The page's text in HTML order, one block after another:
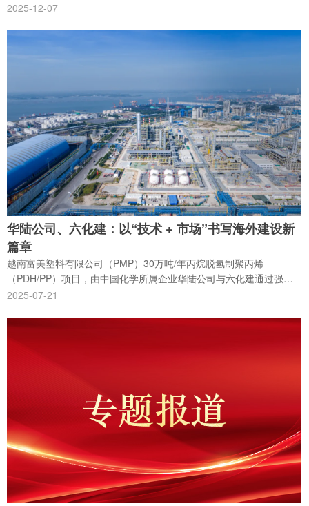
2025-12-07
华陆公司、六化建：以“技术 + 市场”书写海外建设新
篇章
越南富美塑料有限公司（PMP）30万吨/年丙烷脱氢制聚丙烯
（PDH/PP）项目，由中国化学所属企业华陆公司与六化建通过强强
联合的方式成功中标，标志着中国化学在东南亚高端化工市场取得了
优势互补，共同拓展海外市场的典范之作。
2025-07-21